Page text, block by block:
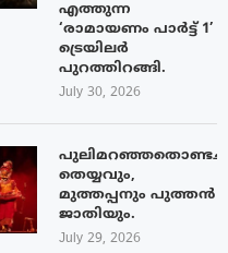
എത്തുന്ന
‘രാമായണം പാർട്ട് 1’
ട്രെയിലർ
പുറത്തിറങ്ങി.
July 30, 2026
തെയ്യവും,
മുത്തപ്പനും പുത്തൻ
ജാതിയും.
July 29, 2026